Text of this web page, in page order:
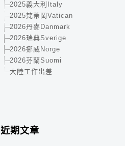
2025義大利Italy
2025梵蒂岡Vatican
2026丹麥Danmark
2026瑞典Sverige
2026挪威Norge
2026芬蘭Suomi
大陸工作出差
近期文章